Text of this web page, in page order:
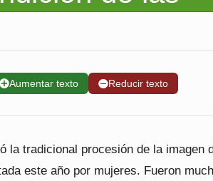
➕Aumentar texto ➖Reducir texto
la tradicional procesión de la imagen
este año por mujeres. Fueron